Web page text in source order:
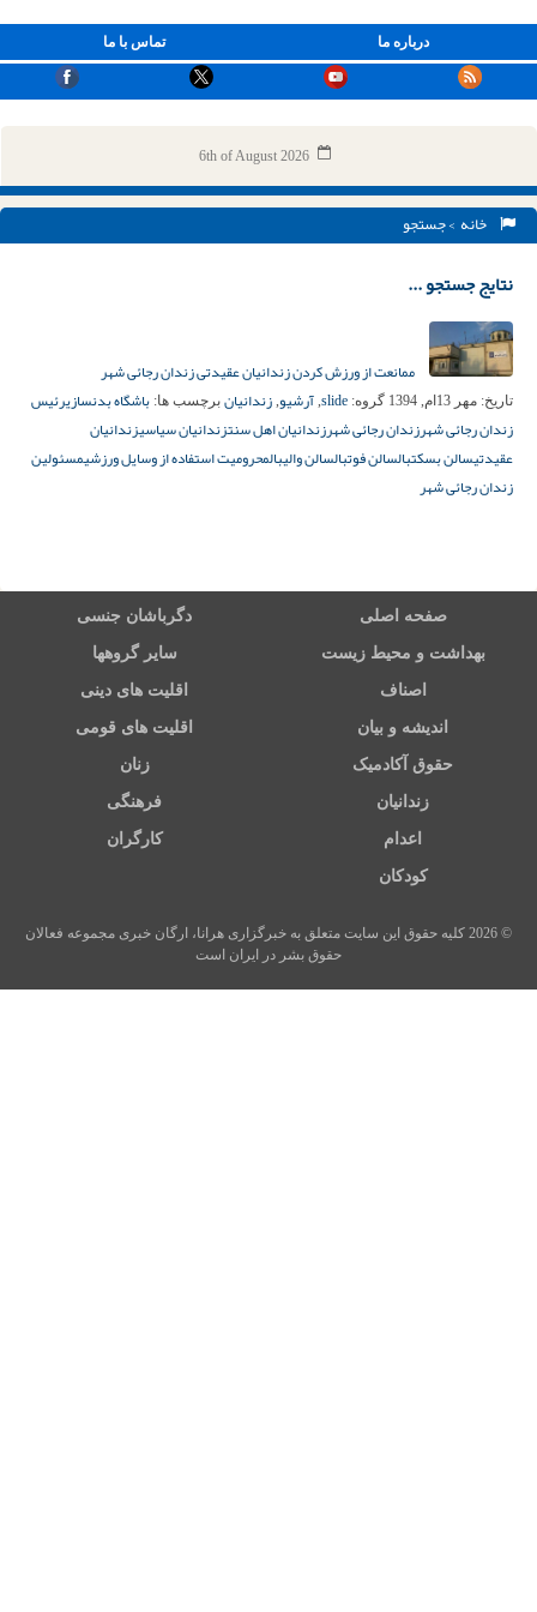
تماس با ما درباره ما
6th of August 2026
خانه > جستجو
نتایج جستجو ...
ممانعت از ورزش کردن زندانیان عقیدتی زندان رجائی شهر
تاریخ: مهر 13ام, 1394 گروه: slide
, آرشیو, زندانیان برچسب ها: باشگاه بدنسازیرئیس
زندان رجائی شهرزندان رجائی شهرزندانیان اهل سنتزندانیان سیاسیزندانیان
عقیدتیسالن بسکتبالسالن فوتبالسالن والیبالمحرومیت استفاده از وسایل ورزشیمسئولین
زندان رجائی شهر
صفحه اصلی دگرباشان جنسی
بهداشت و محیط زیست سایر گروهها
اصناف اقلیت های دینی
اندیشه و بیان اقلیت های قومی
حقوق آکادمیک زنان
زندانیان فرهنگی
اعدام کارگران
کودکان
© 2026 کلیه حقوق این سایت متعلق به خبرگزاری هرانا، ارگان خبری مجموعه فعالان
حقوق بشر در ایران است